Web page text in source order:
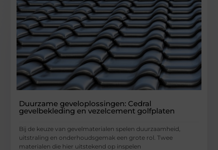
Duurzame geveloplossingen: Cedral
gevelbekleding en vezelcement golfplaten
Bij de keuze van gevelmaterialen spelen duurzaamheid,
uitstraling en onderhoudsgemak een grote rol. Twee
materialen die hier uitstekend op inspelen